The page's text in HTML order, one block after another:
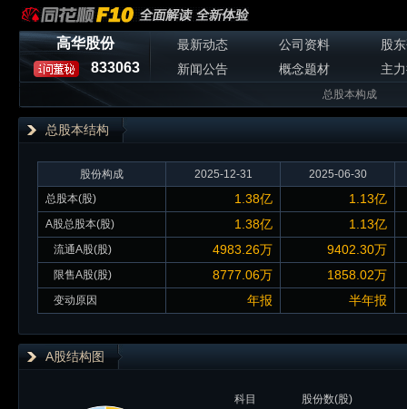
高华股份
833063
最新动态 公司资料
股
新闻公告
概念题材 主
总股本构成
总股本结构
股份构成 2025-12-31
2025-06-30
总股本(股)
1.38亿 1.13亿
A股总股本(股) 1.38亿 1.13亿
流通A股(股) 4983.26万 9402.30万
限售A股(股) 8777.06万 1858.02万
变动原因 年报 半年报
A股结构图
科目
股份数(股)